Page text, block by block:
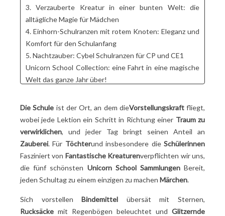
3. Verzauberte Kreatur in einer bunten Welt: die
alltägliche Magie für Mädchen
4. Einhorn-Schulranzen mit rotem Knoten: Eleganz und
Komfort für den Schulanfang
5. Nachtzauber: Cybel Schulranzen für CP und CE1
Unicorn School Collection: eine Fahrt in eine magische
Welt das ganze Jahr über!
Die Schule ist der Ort, an dem dieVorstellungskraftfliegt,
wobei jede Lektion ein Schritt in Richtung einer Traum zu
verwirklichen, und jeder Tag bringt seinen Anteil an
Zauberei. Für Töchterund insbesondere dieSchülerinnen
Fasziniert von Fantastische Kreaturenverpflichten wir uns,
die fünf schönsten Unicorn School SammlungenBereit,
jeden Schultag zu einem einzigen zu machen Märchen.
Sich vorstellenBindemittel übersät mit Sternen,
Rucksäcke mit Regenbögen beleuchtet und Glitzernde